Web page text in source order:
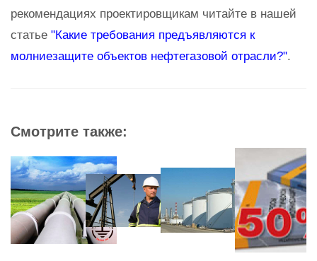
рекомендациях проектировщикам читайте в нашей
статье "Какие требования предъявляются к
молниезащите объектов нефтегазовой отрасли?".
Смотрите также: